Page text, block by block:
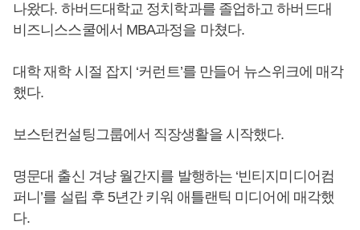
나왔다. 하버드대학교 정치학과를 졸업하고 하버드대
비즈니스스쿨에서 MBA과정을 마쳤다.
대학 재학 시절 잡지 ‘커런트’를 만들어 뉴스위크에 매각
했다.
보스턴컨설팅그룹에서 직장생활을 시작했다.
명문대 출신 겨냥 월간지를 발행하는 ‘빈티지미디어컴
퍼니’를 설립 후 5년간 키워 애틀랜틱 미디어에 매각했
다.